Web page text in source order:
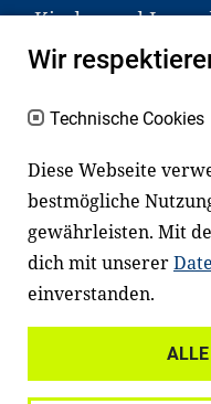
Kinder und
haben aber
an Familien
Lehrer*innen und
mit Ministerien,
Einrichtungen,
und anderen
Wir
Technische Cookies
Diese Webseite
bestmögliche
gewährleisten. Mit
dich mit unserer
einverstanden.